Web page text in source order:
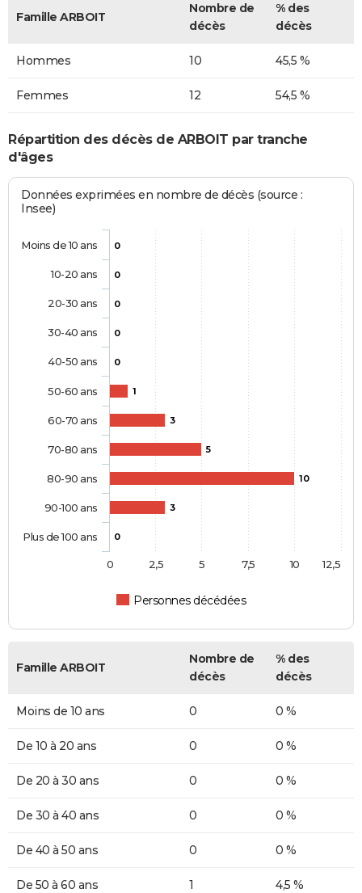
Famille ARBOIT
Nombre de
décès
% des
décès
Hommes 10 45,5 %
Femmes 12 54,5 %
Répartition des décès de ARBOIT par tranche
d'âges
Données exprimées en nombre de décès (source :
Insee)
0
0
0
0
0
1
3
5
10
3
0
Personnes décédées
Moins de 10 ans
10-20 ans
20-30 ans
30-40 ans
40-50 ans
50-60 ans
60-70 ans
70-80 ans
80-90 ans
90-100 ans
Plus de 100 ans
0 10
2,5 5 7,5 12,5
Famille ARBOIT
Nombre de
décès
% des
décès
Moins de 10 ans 0 0 %
De 10 à 20 ans 0 0 %
De 20 à 30 ans 0 0 %
De 30 à 40 ans 0 0 %
De 40 à 50 ans 0 0 %
De 50 à 60 ans 1 4,5 %